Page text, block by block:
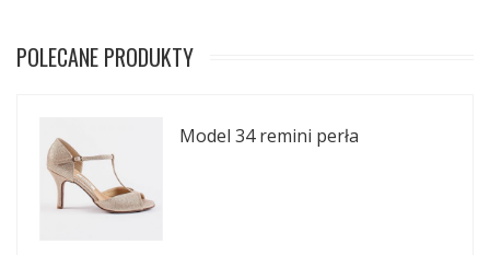
POLECANE PRODUKTY
Model 34 remini perła